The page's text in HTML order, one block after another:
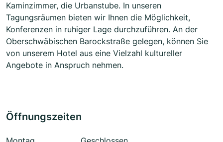
Kaminzimmer, die Urbanstube. In unseren
Tagungsräumen bieten wir Ihnen die Möglichkeit,
Konferenzen in ruhiger Lage durchzuführen. An der
Oberschwäbischen Barockstraße gelegen, können Sie
von unserem Hotel aus eine Vielzahl kultureller
Angebote in Anspruch nehmen.
Öffnungszeiten